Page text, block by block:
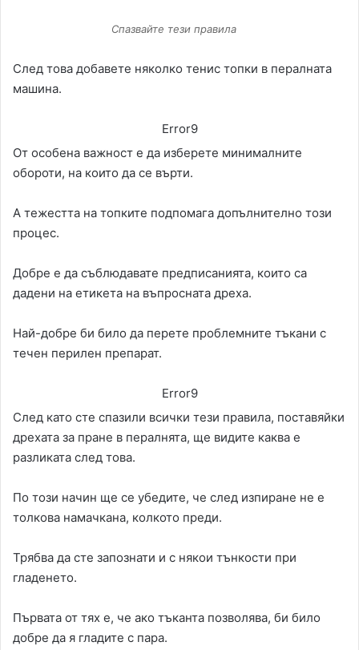
Спазвайте тези правила
След това добавете няколко тенис топки в пералната
машина.
Error9
От особена важност е да изберете минималните
обороти, на които да се върти.
А тежестта на топките подпомага допълнително този
процес.
Добре е да съблюдавате предписанията, които са
дадени на етикета на въпросната дреха.
Най-добре би било да перете проблемните тъкани с
течен перилен препарат.
Error9
След като сте спазили всички тези правила, поставяйки
дрехата за пране в пералнята, ще видите каква е
разликата след това.
По този начин ще се убедите, че след изпиране не е
толкова намачкана, колкото преди.
Трябва да сте запознати и с някои тънкости при
гладенето.
Първата от тях е, че ако тъканта позволява, би било
добре да я гладите с пара.